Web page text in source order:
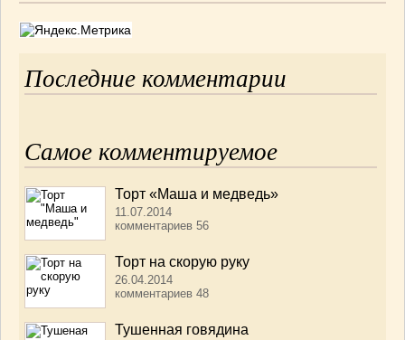
Последние комментарии
Самое комментируемое
Торт «Маша и медведь»
11.07.2014
комментариев 56
Торт на скорую руку
26.04.2014
комментариев 48
Тушенная говядина